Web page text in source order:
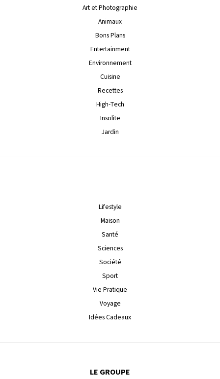
Art et Photographie
Animaux
Bons Plans
Entertainment
Environnement
Cuisine
Recettes
High-Tech
Insolite
Jardin
Lifestyle
Maison
Santé
Sciences
Société
Sport
Vie Pratique
Voyage
Idées Cadeaux
LE GROUPE